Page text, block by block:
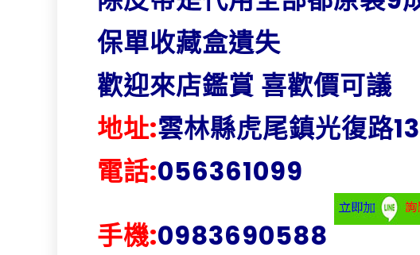
保單收藏盒遺失
歡迎來店鑑賞 喜歡價可議
地址:雲林縣虎尾鎮光復路
電話:056361099
手機:0983690588